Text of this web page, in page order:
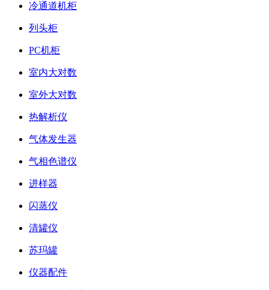
冷通道机柜
列头柜
PC机柜
室内大对数
室外大对数
热解析仪
气体发生器
气相色谱仪
进样器
闪蒸仪
清罐仪
苏玛罐
仪器配件